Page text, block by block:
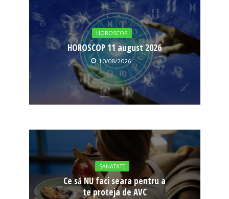
HOROSCOP
HOROSCOP 11 august 2026
10/08/2026
SANATATE
Ce să NU faci seara pentru a
te proteja de AVC